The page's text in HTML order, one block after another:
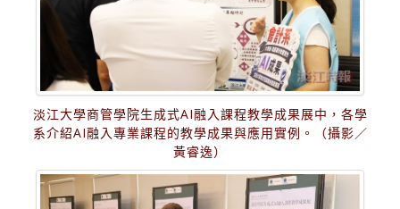
淡江大學商管學院生成式AI融入課程教學成果展中，各學
系介紹AI融入專業課程的教學成果與應用實例。（攝影／
黃睿逸）